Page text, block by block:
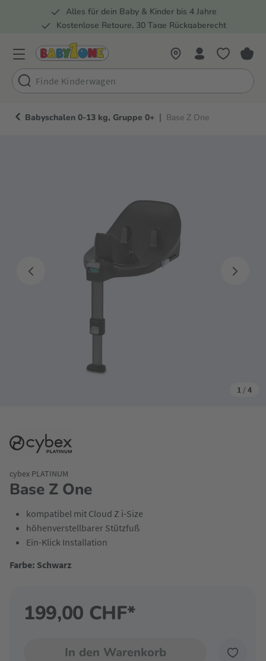
Zur Hauptnavigation springen
Alles für dein Baby & Kinder bis 4 Jahre
Kostenlose Retoure, 30 Tage Rückgaberecht
Babyschalen 0-13 kg, Gruppe 0+ | Base Z One
1 /4
Base Z One
cybex PLATINUM
kompatibel mit Cloud Z i-Size
höhenverstellbarer Stützfuß
Ein-Klick Installation
Farbe: Schwarz
199,00 CHF*
In den Warenkorb